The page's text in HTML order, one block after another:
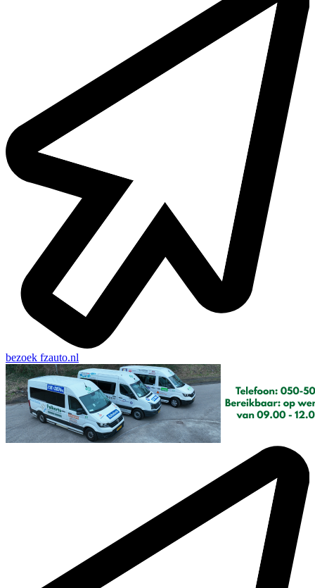
bezoek fzauto.nl